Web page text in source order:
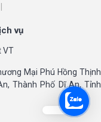
vụ
VT
Mại Phú Hồng Thịnh
Thành Phố Dĩ An, Tỉnh